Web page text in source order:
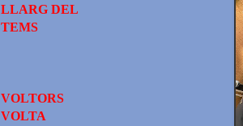
LLARG DEL
TEMS
VOLTORS
VOLTA